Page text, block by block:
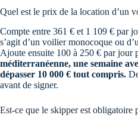
Quel est le prix de la location d’un
Compte entre 361 € et 1 109 € par
s’agit d’un voilier monocoque ou
Ajoute ensuite 100 à 250 € par jour
méditerranéenne, une semaine
dépasser 10 000 € tout compris.
avant de signer.
Est-ce que le skipper est obligatoire